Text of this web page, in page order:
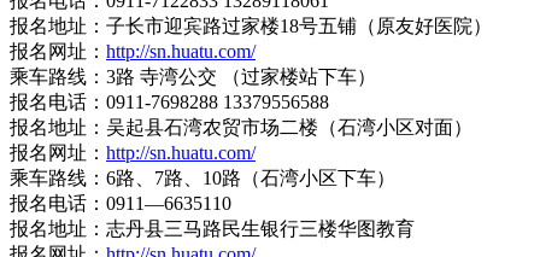
报名地址：子长市迎宾路过家楼18号五铺（原友好医院）
报名网址： http://sn.huatu.com/
乘车路线：3路 寺湾公交 （过家楼站下车）
报名电话：0911-7698288 13379556588
报名地址：吴起县石湾农贸市场二楼（石湾小区对面）
报名网址： http://sn.huatu.com/
乘车路线：6路、7路、10路（石湾小区下车）
报名电话：0911—6635110
报名地址：志丹县三马路民生银行三楼华图教育